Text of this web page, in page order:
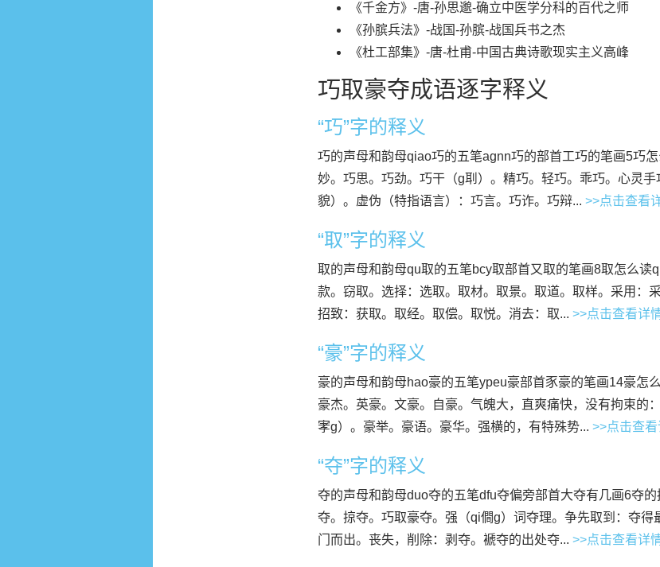
《千金方》-唐-孙思邈-确立中医学分科的百代之师
《孙膑兵法》-战国-孙膑-战国兵书之杰
《杜工部集》-唐-杜甫-中国古典诗歌现实主义高峰
巧取豪夺成语逐字释义
“巧”字的释义
巧的声母和韵母qiao巧的五笔agnn巧的部首工巧的笔画5巧
妙。巧思。巧劲。巧干（g刵）。精巧。轻巧。乖巧。心灵
貌）。虚伪（特指语言）：巧言。巧诈。巧辩... >>点击查看
“取”字的释义
取的声母和韵母qu取的五笔bcy取部首又取的笔画8取怎么读
款。窃取。选择：选取。取材。取景。取道。取样。采用：
招致：获取。取经。取偿。取悦。消去：取... >>点击查看详
“豪”字的释义
豪的声母和韵母hao豪的五笔ypeu豪部首豕豪的笔画14豪怎
豪杰。英豪。文豪。自豪。气魄大，直爽痛快，没有拘束的
宯g）。豪举。豪语。豪华。强横的，有特殊势... >>点击查
“夺”字的释义
夺的声母和韵母duo夺的五笔dfu夺偏旁部首大夺有几画6夺
夺。掠夺。巧取豪夺。强（qi僴g）词夺理。争先取到：夺
门而出。丧失，削除：剥夺。褫夺的出处夺... >>点击查看详